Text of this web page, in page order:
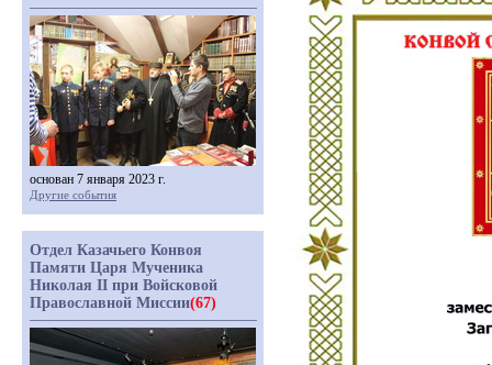
основан 7 января 2023 г.
Другие события
Отдел Казачьего Конвоя
Памяти Царя Мученика
Николая II при Войсковой
Православной Миссии(67)